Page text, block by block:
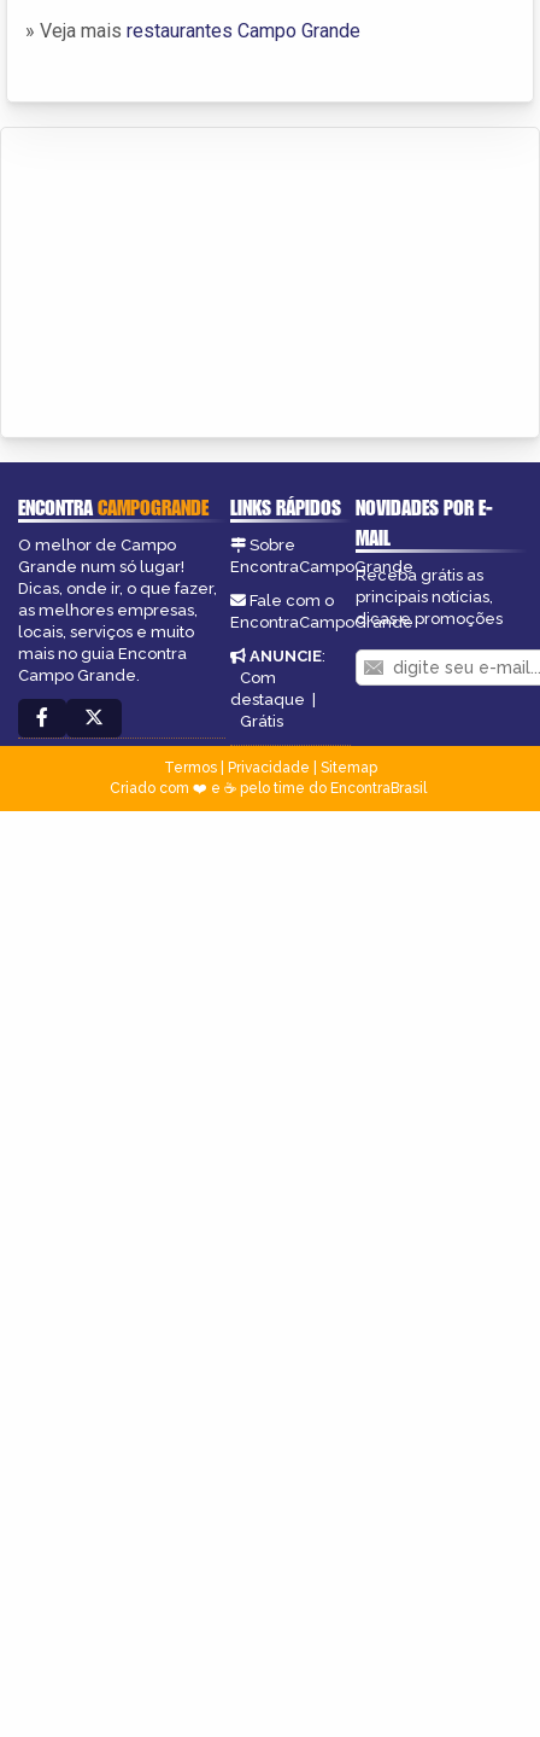
» Veja mais restaurantes Campo Grande
ENCONTRACAMPOGRANDE
O melhor de Campo
Grande num só lugar!
Dicas, onde ir, o que fazer,
as melhores empresas,
locais, serviços e muito
mais no guia Encontra
Campo Grande.
LINKS RÁPIDOS
Sobre
EncontraCampoGrande
Fale com o
EncontraCampoGrande
ANUNCIE:
Com
destaque |
Grátis
NOVIDADES POR E-
MAIL
Receba grátis as
principais notícias,
dicas e promoções
Termos| Privacidade
Sitemap
Criado com ❤️ e ☕ pelo time do EncontraBrasil